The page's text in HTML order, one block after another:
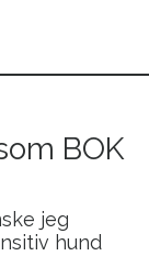
BOK
jeg
hund